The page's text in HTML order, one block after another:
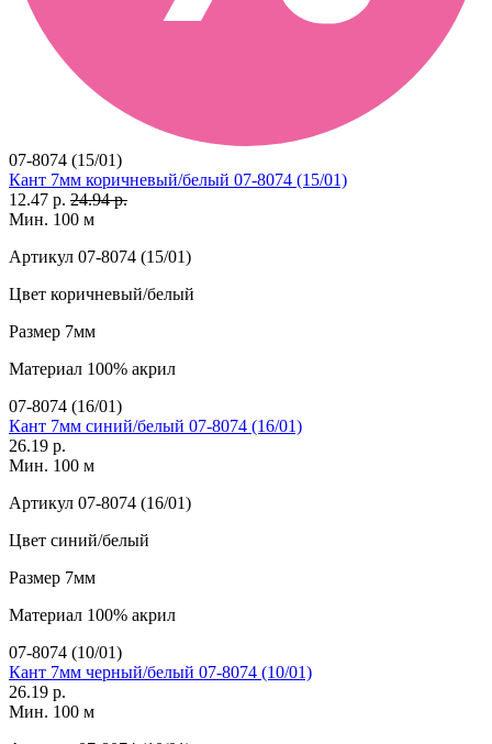
07-8074 (15/01)
Кант 7мм коричневый/белый 07-8074 (15/01)
12.47 р. 24.94 р.
Мин. 100 м
Артикул 07-8074 (15/01)
Цвет коричневый/белый
Размер 7мм
Материал 100% акрил
07-8074 (16/01)
Кант 7мм синий/белый 07-8074 (16/01)
26.19 р.
Мин. 100 м
Артикул 07-8074 (16/01)
Цвет синий/белый
Размер 7мм
Материал 100% акрил
07-8074 (10/01)
Кант 7мм черный/белый 07-8074 (10/01)
26.19 р.
Мин. 100 м